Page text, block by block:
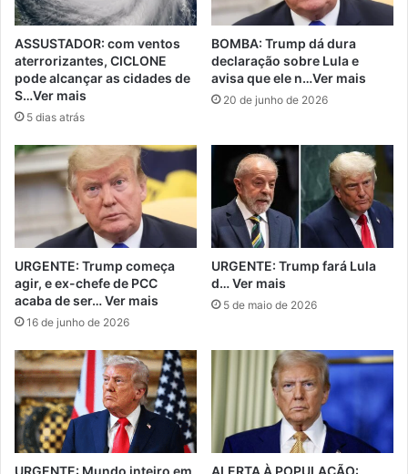
ASSUSTADOR: com ventos
aterrorizantes, CICLONE
pode alcançar as cidades de
S…Ver mais
5 dias atrás
BOMBA: Trump dá dura
declaração sobre Lula e
avisa que ele n…Ver mais
20 de junho de 2026
URGENTE: Trump começa
agir, e ex-chefe de PCC
acaba de ser… Ver mais
16 de junho de 2026
URGENTE: Trump fará Lula
d… Ver mais
5 de maio de 2026
URGENTE: Mundo inteiro em ALERTA À POPULAÇÃO: